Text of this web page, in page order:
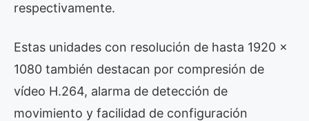
respectivamente.
Estas unidades con resolución de hasta 1920 x
1080 también destacan por compresión de
vídeo H.264, alarma de detección de
movimiento y facilidad de configuración